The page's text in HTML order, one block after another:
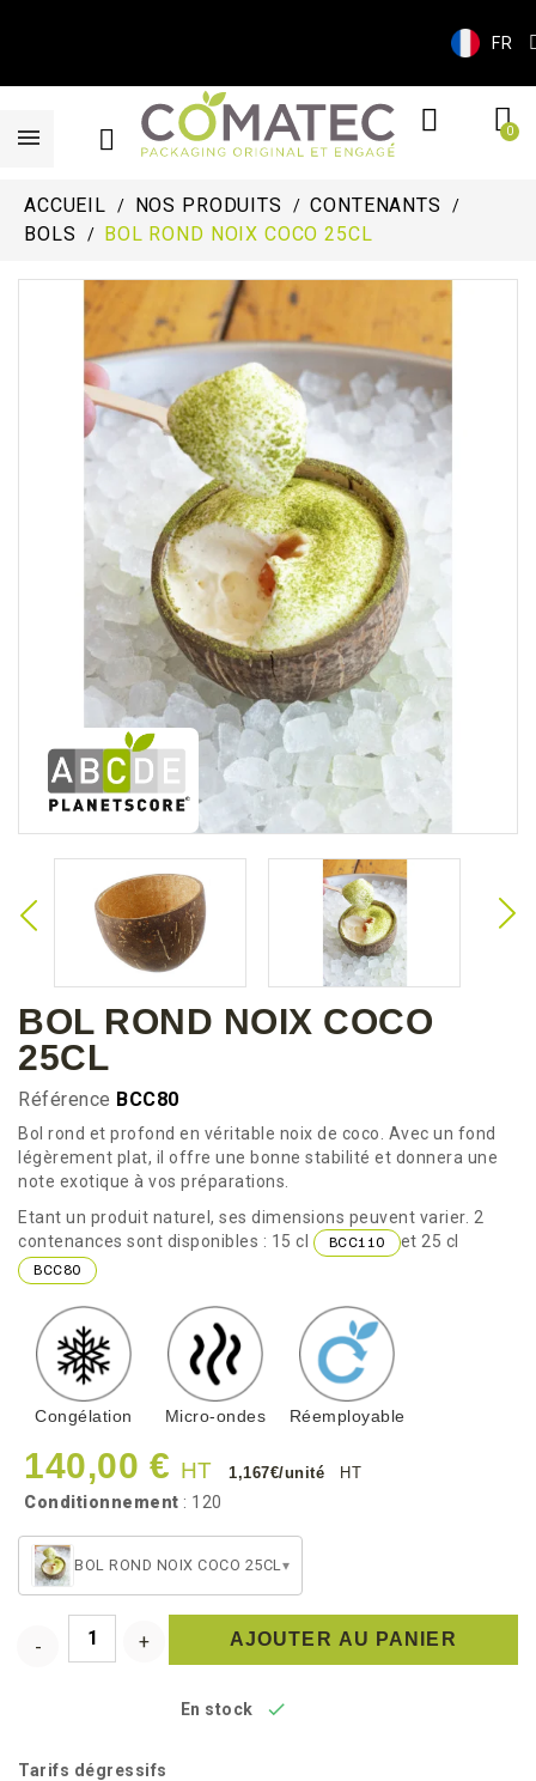
FR
ACCUEIL NOS PRODUITS
CONTENANTS
BOLS
BOL ROND NOIX COCO 25CL
BOL ROND NOIX COCO
25CL
Référence BCC80
Bol rond et profond en véritable noix de coco. Avec un fond
légèrement plat, il offre une bonne stabilité et donnera une
note exotique à vos préparations.
Etant un produit naturel, ses dimensions peuvent varier. 2
contenances sont disponibles : 15 cl
BCC110 et 25 cl
BCC80
Congélation Micro-ondes Réemployable
140,00 € HT 1,167€/unité HT
Conditionnement : 120
BOL ROND NOIX COCO 25CL ▾
AJOUTER AU PANIER
En stock 
Tarifs dégressifs